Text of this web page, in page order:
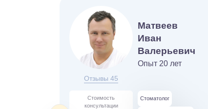
Отзывы 45
Матвеев
Иван
Валерьевич
Опыт 20 лет
Стоимость
консультации
Стоматолог